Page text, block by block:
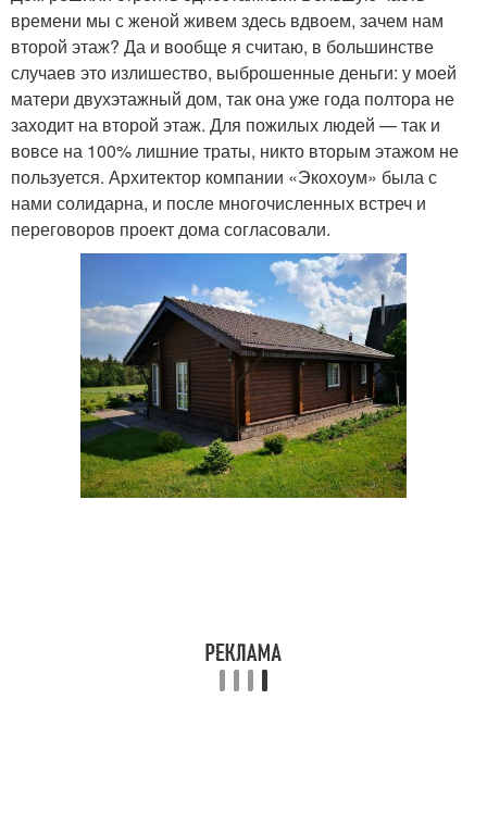
времени мы с женой живем здесь вдвоем, зачем нам
второй этаж? Да и вообще я считаю, в большинстве
случаев это излишество, выброшенные деньги: у моей
матери двухэтажный дом, так она уже года полтора не
заходит на второй этаж. Для пожилых людей — так и
вовсе на 100% лишние траты, никто вторым этажом не
пользуется. Архитектор компании «Экохоум» была с
нами солидарна, и после многочисленных встреч и
переговоров проект дома согласовали.